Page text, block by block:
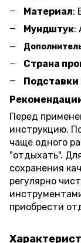
Материал:
Мундштук:
Страна
Подставки
Перед
инструкцию.
чаще одного
"отдыхать".
сохранения
регулярно
приобрести